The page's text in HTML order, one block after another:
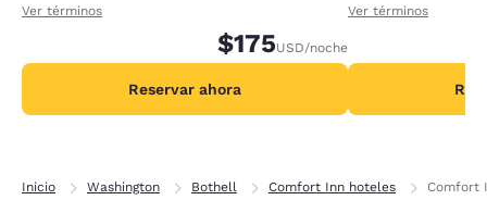
recompensas al recibir 1000 puntos
Ver términos
$175USD/noche
Reservar ahora
recompensas al
Ver términos
Inicio Washington Bothell Comfort Inn hoteles Comfort